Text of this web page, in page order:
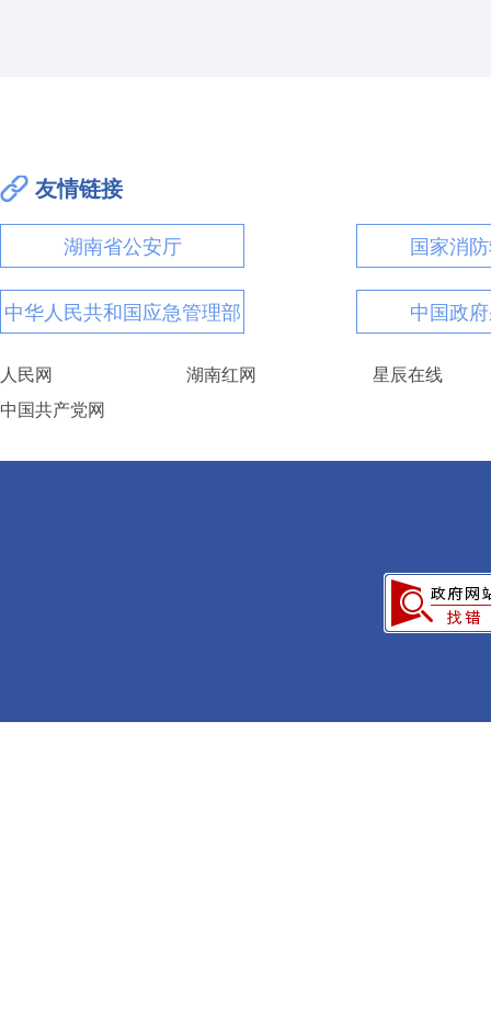
友情链接
湖南省公安厅 国家消
中华人民共和国应急管理部 中国政
人民网 湖南红网
星辰在线
中国共产党网